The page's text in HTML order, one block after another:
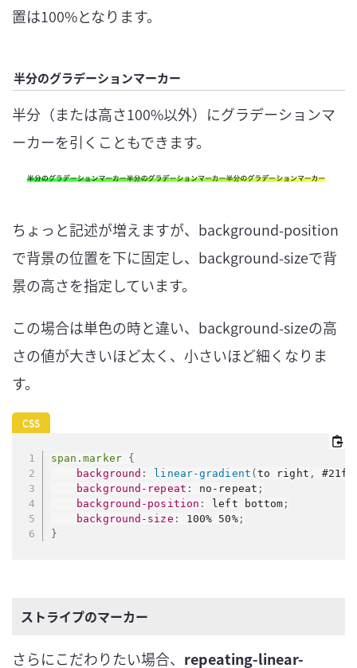
置は100%となります。
半分のグラデーションマーカー
半分（または高さ100%以外）にグラデーションマ
ーカーを引くこともできます。
ちょっと記述が増えますが、background-position
で背景の位置を下に固定し、background-sizeで背
景の高さを指定しています。
この場合は単色の時と違い、background-sizeの高
さの値が大きいほど太く、小さいほど細くなりま
す。
span.marker
{
background : linear-gradient ( to right ,
background-repeat : no-repeat ;
background-position : left bottom ;
background-size : 100% 50%;
}
ストライプのマーカー
さらにこだわりたい場合、 repeating-linear-